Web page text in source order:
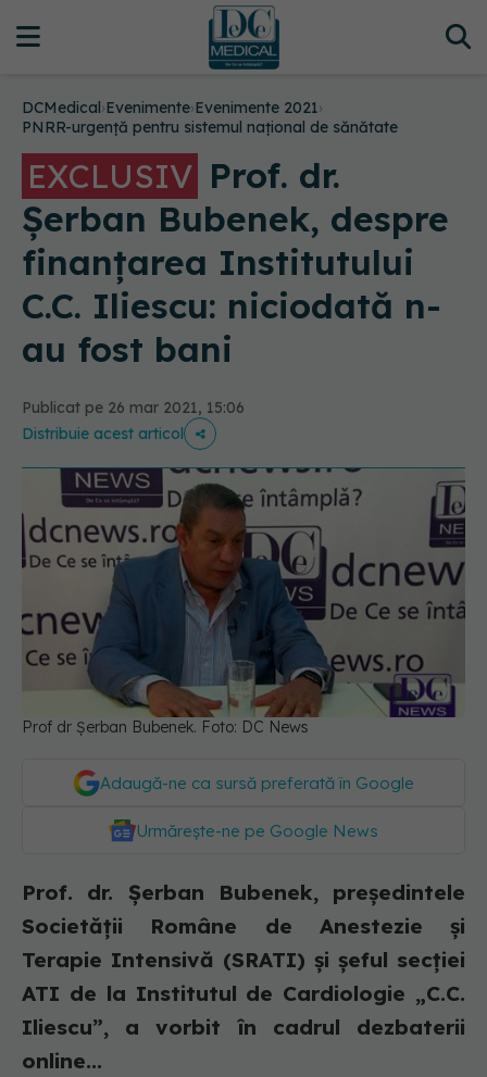
DCMedical›Evenimente›Evenimente 2021›
PNRR-urgență pentru sistemul național de sănătate
EXCLUSIV Prof. dr.
Șerban Bubenek, despre
finanțarea Institutului
C.C. Iliescu: niciodată n-
au fost bani
Publicat pe 26 mar 2021, 15:06
Distribuie acest articol
Prof dr Șerban Bubenek. Foto: DC News
Adaugă-ne ca sursă preferată în Google
Urmărește-ne pe Google News
Prof. dr. Șerban Bubenek, președintele
Societății Române de Anestezie și
Terapie Intensivă (SRATI) și șeful secției
ATI de la Institutul de Cardiologie „C.C.
Iliescu”, a vorbit în cadrul dezbaterii
online...